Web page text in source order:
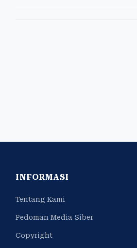
INFORMASI
Tentang Kami
Pedoman Media Siber
Copyright